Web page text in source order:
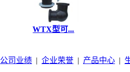
WTX型可...
公司业绩 | 企业荣誉 | 产品中心 |